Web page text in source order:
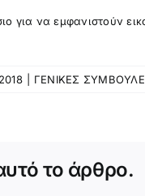
για να εμφανιστούν
ΓΕΝΙΚΕΣ
το άρθρο.